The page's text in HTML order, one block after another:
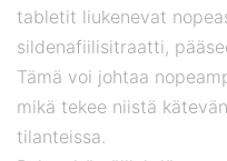
tabletit liukenevat
sildenafiilisitraatti,
Tämä voi johtaa
mikä tekee niistä
tilanteissa.